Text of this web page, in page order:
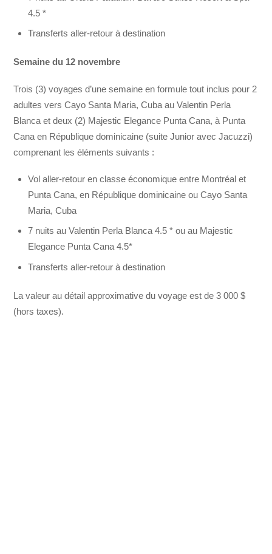
4.5 *
Transferts aller-retour à destination
Semaine du 12 novembre
Trois (3) voyages d’une semaine en formule tout inclus pour 2
adultes vers Cayo Santa Maria, Cuba au Valentin Perla
Blanca et deux (2) Majestic Elegance Punta Cana, à Punta
Cana en République dominicaine (suite Junior avec Jacuzzi)
comprenant les éléments suivants :
Vol aller-retour en classe économique entre Montréal et
Punta Cana, en République dominicaine ou Cayo Santa
Maria, Cuba
7 nuits au Valentin Perla Blanca 4.5 * ou au Majestic
Elegance Punta Cana 4.5*
Transferts aller-retour à destination
La valeur au détail approximative du voyage est de 3 000 $
(hors taxes).